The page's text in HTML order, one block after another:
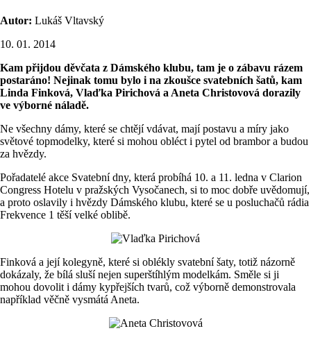
Autor: Lukáš Vltavský
10. 01. 2014
Kam přijdou děvčata z Dámského klubu, tam je o zábavu rázem
postaráno! Nejinak tomu bylo i na zkoušce svatebních šatů, kam
Linda Finková, Vlaďka Pirichová a Aneta Christovová dorazily
ve výborné náladě.
Ne všechny dámy, které se chtějí vdávat, mají postavu a míry jako
světové topmodelky, které si mohou obléct i pytel od brambor a budou
za hvězdy.
Pořadatelé akce Svatební dny, která probíhá 10. a 11. ledna v Clarion
Congress Hotelu v pražských Vysočanech, si to moc dobře uvědomují,
a proto oslavily i hvězdy Dámského klubu, které se u posluchačů rádia
Frekvence 1 těší velké oblibě.
Finková a její kolegyně, které si oblékly svatební šaty, totiž názorně
dokázaly, že bílá sluší nejen superštíhlým modelkám. Směle si ji
mohou dovolit i dámy kypřejších tvarů, což výborně demonstrovala
například věčně vysmátá Aneta.